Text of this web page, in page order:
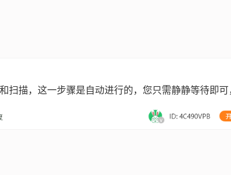
扫描，这一步骤是自动进行的，您只需静静等待即可